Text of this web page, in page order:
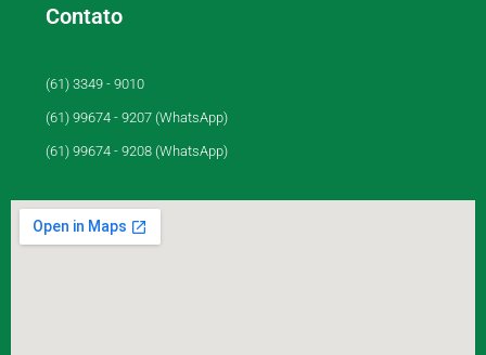
Contato
(61) 3349 - 9010
(61) 99674 - 9207 (WhatsApp)
(61) 99674 - 9208 (WhatsApp)